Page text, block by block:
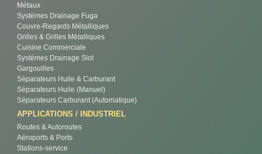
Métaux
Systèmes Drainage Fuga
Couvre-Regards Métalliques
Grilles & Grilles Métalliques
Cuisine Commerciale
Systèmes Drainage Slot
Gargouilles
Séparateurs Huile & Carburant
Séparateurs Huile (Manuel)
Séparateurs Carburant (Automatique)
APPLICATIONS / INDUSTRIEL
Routes & Autoroutes
Aéroports & Ports
Stations-service